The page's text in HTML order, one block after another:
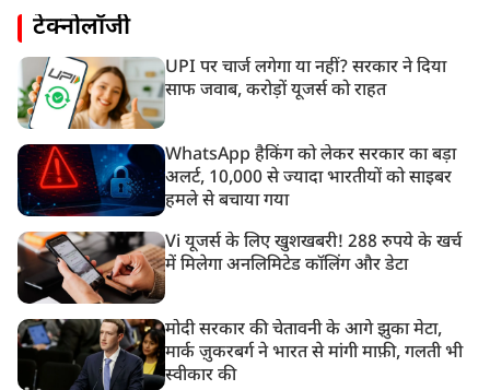
टेक्नोलॉजी
UPI पर चार्ज लगेगा या नहीं? सरकार ने दिया
साफ जवाब, करोड़ों यूजर्स को राहत
WhatsApp हैकिंग को लेकर सरकार का बड़ा
अलर्ट, 10,000 से ज्यादा भारतीयों को साइबर
हमले से बचाया गया
Vi यूजर्स के लिए खुशखबरी! 288 रुपये के खर्च
में मिलेगा अनलिमिटेड कॉलिंग और डेटा
मोदी सरकार की चेतावनी के आगे झुका मेटा,
मार्क ज़ुकरबर्ग ने भारत से मांगी माफ़ी, गलती भी
स्वीकार की